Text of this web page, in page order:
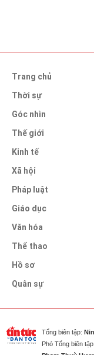
Trang chủ
Thời sự
Góc nhìn
Thế giới
Kinh tế
Xã hội
Pháp luật
Giáo dục
Văn hóa
Thể thao
Hồ sơ
Quân sự
Tổng biên tập:
Phó Tổng biên tập: